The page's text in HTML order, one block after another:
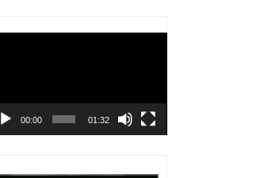
00:00 01:32